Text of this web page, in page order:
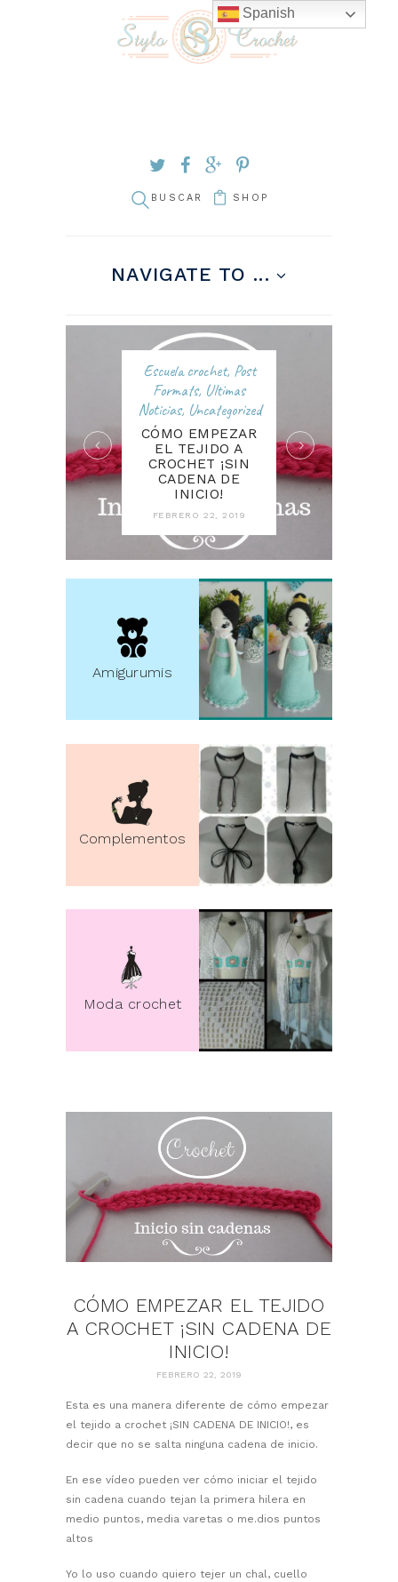
SHOP
NAVIGATE TO ...
Escuela crochet, Post
Formats, Ultimas
Noticias, Uncategorized
CÓMO EMPEZAR
EL TEJIDO A
CROCHET ¡SIN
CADENA DE
INICIO!
FEBRERO 22, 2019
Amigurumis
Complementos
Moda crochet
pin it
CÓMO EMPEZAR EL TEJIDO
A CROCHET ¡SIN CADENA DE
INICIO!
FEBRERO 22, 2019
Esta es una manera diferente de cómo empezar
el tejido a crochet ¡SIN CADENA DE INICIO!, es
decir que no se salta ninguna cadena de inicio.
En ese vídeo pueden ver cómo iniciar el tejido
sin cadena cuando tejan la primera hilera en
medio puntos, media varetas o me.dios puntos
altos
Yo lo uso cuando quiero tejer un chal, cuello
Spanish